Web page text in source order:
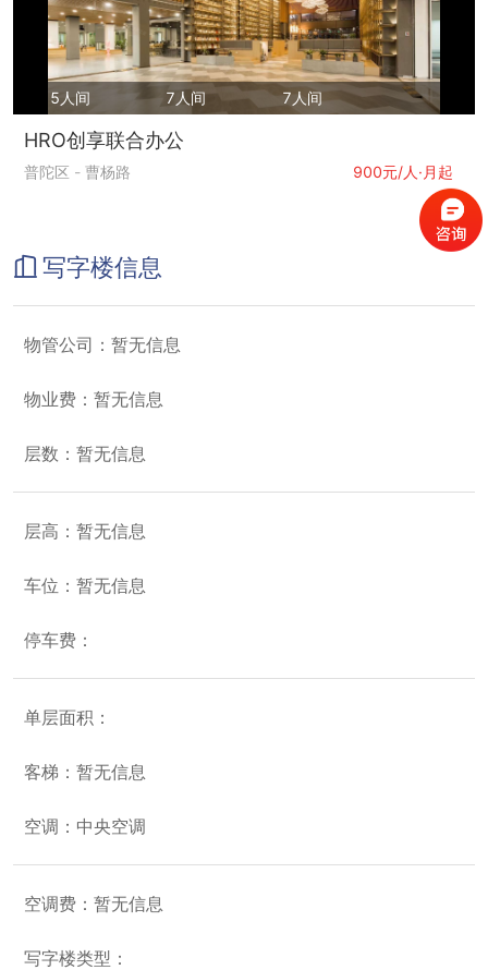
5人间 7人间 7人间
HRO创享联合办公
普陀区 - 曹杨路 900元/人·月起
写字楼信息
物管公司：暂无信息
物业费：暂无信息
层数：暂无信息
层高：暂无信息
车位：暂无信息
停车费：
单层面积：
客梯：暂无信息
空调：中央空调
空调费：暂无信息
写字楼类型：